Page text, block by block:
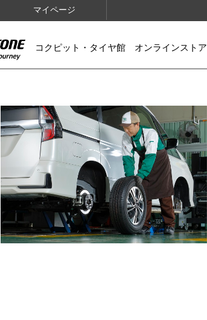
マイページ
コクピット・タイヤ館 オンラインストア
IMAGES